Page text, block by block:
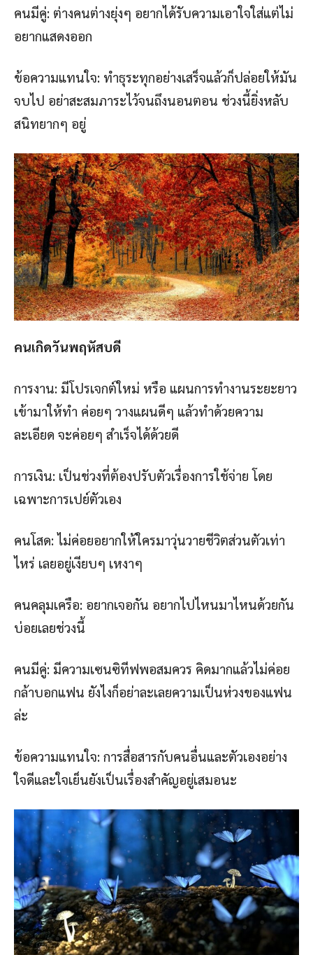
คนมีคู่: ต่างคนต่างยุ่งๆ อยากได้รับความเอาใจใส่แต่ไม่
อยากแสดงออก
ข้อความแทนใจ: ทำธุระทุกอย่างเสร็จแล้วก็ปล่อยให้มัน
จบไป อย่าสะสมภาระไว้จนถึงนอนตอน ช่วงนี้ยิ่งหลับ
สนิทยากๆ อยู่
คนเกิดวันพฤหัสบดี
การงาน: มีโปรเจกต์ใหม่ หรือ แผนการทำงานระยะยาว
เข้ามาให้ทำ ค่อยๆ วางแผนดีๆ แล้วทำด้วยความ
ละเอียด จะค่อยๆ สำเร็จได้ด้วยดี
การเงิน: เป็นช่วงที่ต้องปรับตัวเรื่องการใช้จ่าย โดย
เฉพาะการเปย์ตัวเอง
คนโสด: ไม่ค่อยอยากให้ใครมาวุ่นวายชีวิตส่วนตัวเท่า
ไหร่ เลยอยู่เงียบๆ เหงาๆ
คนคลุมเครือ: อยากเจอกัน อยากไปไหนมาไหนด้วยกัน
บ่อยเลยช่วงนี้
คนมีคู่: มีความเซนซิทีฟพอสมควร คิดมากแล้วไม่ค่อย
กล้าบอกแฟน ยังไงก็อย่าละเลยความเป็นห่วงของแฟน
ล่ะ
ข้อความแทนใจ: การสื่อสารกับคนอื่นและตัวเองอย่าง
ใจดีและใจเย็นยังเป็นเรื่องสำคัญอยู่เสมอนะ